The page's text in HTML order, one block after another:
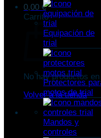
0,00 €
Carrito
No hay productos
Volver a la tienda
Equipación de
trial
Protectores
motos de trial
Mandos y
controles